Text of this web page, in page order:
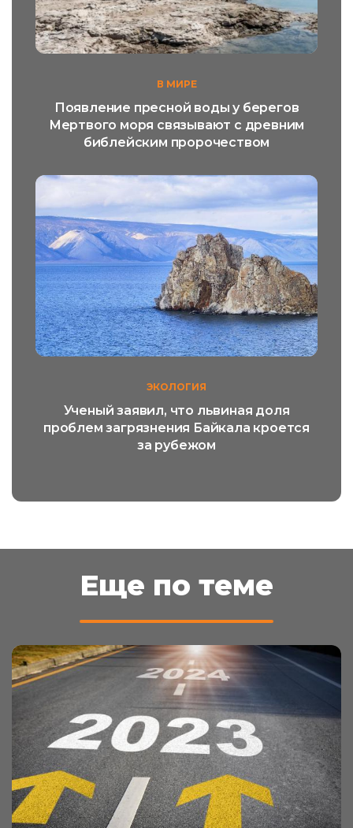
В МИРЕ
Появление пресной воды у берегов
Мертвого моря связывают с древним
библейским пророчеством
ЭКОЛОГИЯ
Ученый заявил, что львиная доля
проблем загрязнения Байкала кроется
за рубежом
Еще по теме